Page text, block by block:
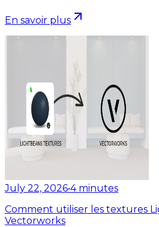
En savoir plus
July 22, 2026•4 minutes
Comment utiliser les textures
Vectorworks